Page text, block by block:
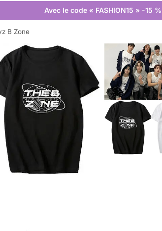
Avec le code « FASHION15 » -15
B Zone